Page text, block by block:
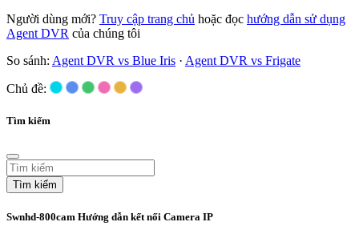
Người dùng mới? Truy cập trang chủ hoặc đọc hướng dẫn sử dụng
Agent DVR của chúng tôi
So sánh: Agent DVR vs Blue Iris · Agent DVR vs Frigate
Chủ đề:
Tìm kiếm
Tìm kiếm
Swnhd-800cam Hướng dẫn kết nối Camera IP